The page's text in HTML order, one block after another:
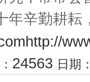
年辛勤耕耘
24563 日期